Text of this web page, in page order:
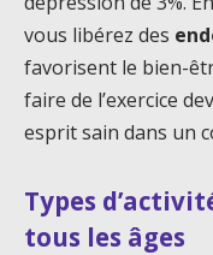
vous libérez des
favorisent le bien-
faire de l’exercice
esprit sain dans un
Types
tous les âges